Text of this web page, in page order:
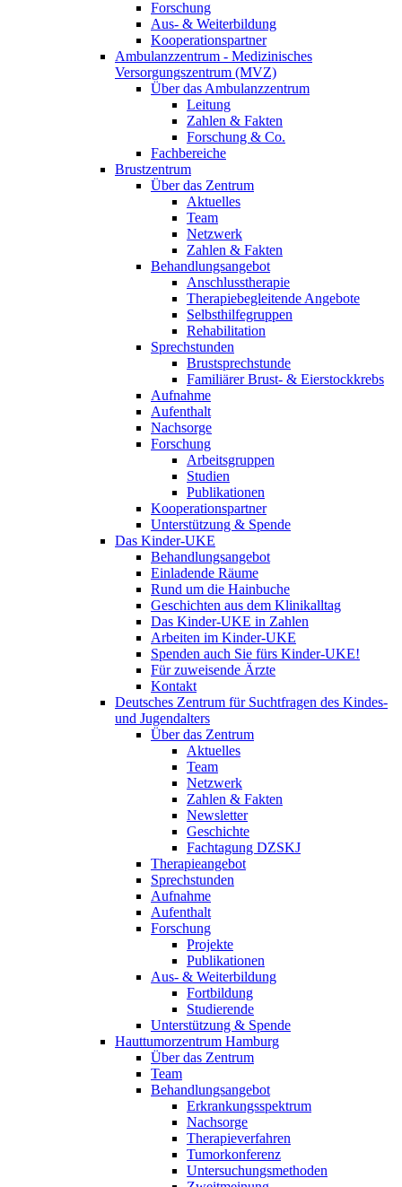
Forschung
Aus- & Weiterbildung
Kooperationspartner
Ambulanzzentrum - Medizinisches
Versorgungszentrum (MVZ)
Über das Ambulanzzentrum
Leitung
Zahlen & Fakten
Forschung & Co.
Fachbereiche
Brustzentrum
Über das Zentrum
Aktuelles
Team
Netzwerk
Zahlen & Fakten
Behandlungsangebot
Anschlusstherapie
Therapiebegleitende Angebote
Selbsthilfegruppen
Rehabilitation
Sprechstunden
Brustsprechstunde
Familiärer Brust- & Eierstockkrebs
Aufnahme
Aufenthalt
Nachsorge
Forschung
Arbeitsgruppen
Studien
Publikationen
Kooperationspartner
Unterstützung & Spende
Das Kinder-UKE
Behandlungsangebot
Einladende Räume
Rund um die Hainbuche
Geschichten aus dem Klinikalltag
Das Kinder-UKE in Zahlen
Arbeiten im Kinder-UKE
Spenden auch Sie fürs Kinder-UKE!
Für zuweisende Ärzte
Kontakt
Deutsches Zentrum für Suchtfragen des Kindes-
und Jugendalters
Über das Zentrum
Aktuelles
Team
Netzwerk
Zahlen & Fakten
Newsletter
Geschichte
Fachtagung DZSKJ
Therapieangebot
Sprechstunden
Aufnahme
Aufenthalt
Forschung
Projekte
Publikationen
Aus- & Weiterbildung
Fortbildung
Studierende
Unterstützung & Spende
Hauttumorzentrum Hamburg
Über das Zentrum
Team
Behandlungsangebot
Erkrankungsspektrum
Nachsorge
Therapieverfahren
Tumorkonferenz
Untersuchungsmethoden